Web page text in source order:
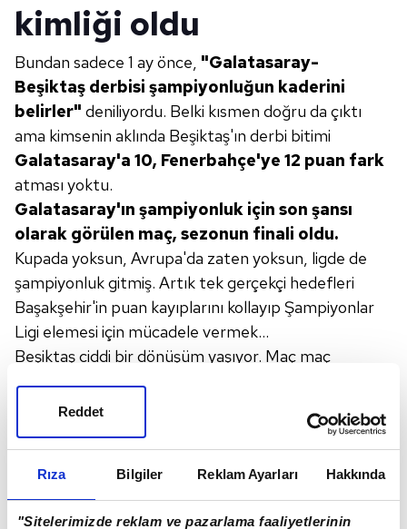
Rıza Bilgiler Reklam Ayarları Hakkında
"Sitelerimizde reklam ve pazarlama faaliyetlerinin
Reddet
kimliği oldu
Bundan sadece 1 ay önce, "Galatasaray-
Beşiktaş derbisi şampiyonluğun kaderini
belirler" deniliyordu. Belki kısmen doğru da çıktı
ama kimsenin aklında Beşiktaş'ın derbi bitimi
Galatasaray'a 10, Fenerbahçe'ye 12 puan fark
atması yoktu.
Galatasaray'ın şampiyonluk için son şansı
olarak görülen maç, sezonun finali oldu.
Kupada yoksun, Avrupa'da zaten yoksun, ligde de
şampiyonluk gitmiş. Artık tek gerçekçi hedefleri
Başakşehir'in puan kayıplarını kollayıp Şampiyonlar
Ligi elemesi için mücadele vermek...
Beşiktaş ciddi bir dönüşüm yaşıyor. Maç maç
bakınca, anlaşılmayabilir ama bundan yalnızca 2-3 yıl
önce iyi oynayıp oynayıp içeride-dışarıda
Galatasaray'a yenilen Beşiktaş'tan üçüncü viteste
TT Arena'da derbi alan bir Beşiktaş'a gelindi.
'Kazanan' kimliğibaşka bir şeydir,bu vasfı
eldeetmek kolay değildir.